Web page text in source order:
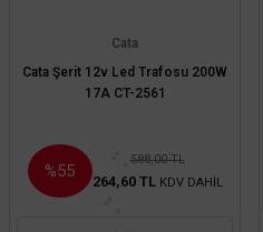
Cata
Cata Şerit 12v Led Trafosu 200W
17A CT-2561
%55
588,00 TL
264,60 TL KDV DAHİL